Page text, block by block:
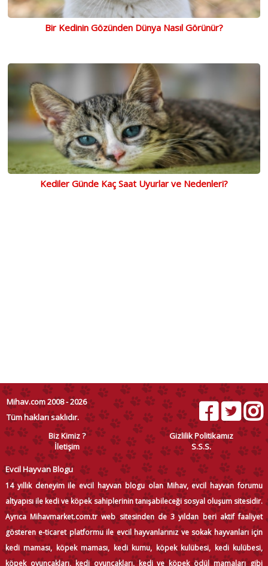
Bir Kedinin Gözünden Dünya Nasıl Görünür?
Kediler Günde Kaç Saat Uyurlar ve Nedenleri?
Mihav.com 2008 - 2026
Tüm hakları saklıdır.
Biz Kimiz ?
Gizlilik Politikamız
İletişim
S.S.S.
Evcil Hayvan Blogu
14 yıllık deneyim ile evcil hayvan blogu olan Mihav, evcil hayvan forumu
altyapısı ile kedi ve köpek sahiplerinin tanışabileceği sosyal oluşum sitesidir.
Ayrıca Mihavmarket.com.tr web sitesinden de 3 yıldan beri aktif faaliyet
gösteren e-ticaret platformu ile evcil hayvanlarınız ve sokak hayvanları için
kedi maması, köpek maması, kedi kumu, köpek kulübesi, kedi kulübesi,
köpek oyuncakları, kedi oyuncakları, kedi ve köpek ödül mamaları gibi